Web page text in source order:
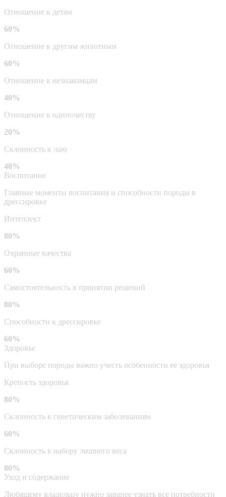
Отношение к детям
60%
Отношение к другим животным
60%
Отношение к незнакомцам
40%
Отношение к одиночеству
20%
Склонность к лаю
40%
Воспитание
Главные моменты воспитания и способности породы в
дрессировке
Интеллект
80%
Охранные качества
60%
Самостоятельность в принятии решений
80%
Способности к дрессировке
60%
Здоровье
При выборе породы важно учесть особенности ее здоровья
Крепость здоровья
80%
Склонность к генетическим заболеваниям
60%
Склонность к набору лишнего веса
80%
Уход и содержание
Любящему владельцу нужно заранее узнать все потребности